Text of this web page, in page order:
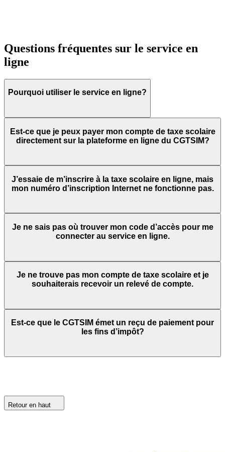
Questions fréquentes sur le service en
ligne
Pourquoi utiliser le service en ligne?
Est-ce que je peux payer mon compte de taxe scolaire
directement sur la plateforme en ligne du CGTSIM?
J’essaie de m’inscrire à la taxe scolaire en ligne, mais
mon numéro d’inscription Internet ne fonctionne pas.
Je ne sais pas où trouver mon code d’accès pour me
connecter au service en ligne.
Je ne trouve pas mon compte de taxe scolaire et je
souhaiterais recevoir un relevé de compte.
Est-ce que le CGTSIM émet un reçu de paiement pour
les fins d’impôt?
Retour en haut